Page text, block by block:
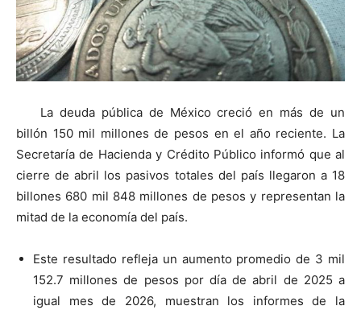
La deuda pública de México creció en más de un
billón 150 mil millones de pesos en el año reciente. La
Secretaría de Hacienda y Crédito Público informó que al
cierre de abril los pasivos totales del país llegaron a 18
billones 680 mil 848 millones de pesos y representan la
mitad de la economía del país.
Este resultado refleja un aumento promedio de 3 mil
152.7 millones de pesos por día de abril de 2025 a
igual mes de 2026, muestran los informes de la